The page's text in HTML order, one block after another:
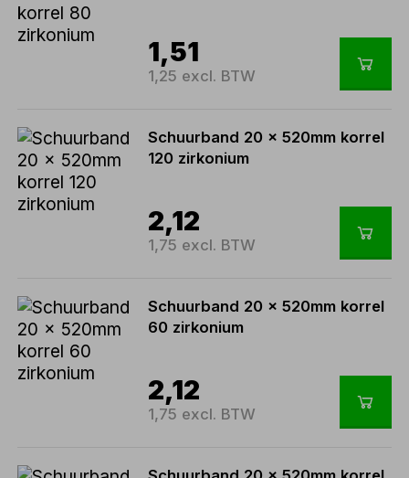
1,51
1,25 excl. BTW
Schuurband 20 x 520mm korrel
120 zirkonium
2,12
1,75 excl. BTW
Schuurband 20 x 520mm korrel
60 zirkonium
2,12
1,75 excl. BTW